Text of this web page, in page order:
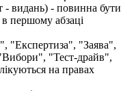
- видань) - повинна бути
першому абзаці
"Експертиза", "Заява",
"Тест-драйв",
на правах